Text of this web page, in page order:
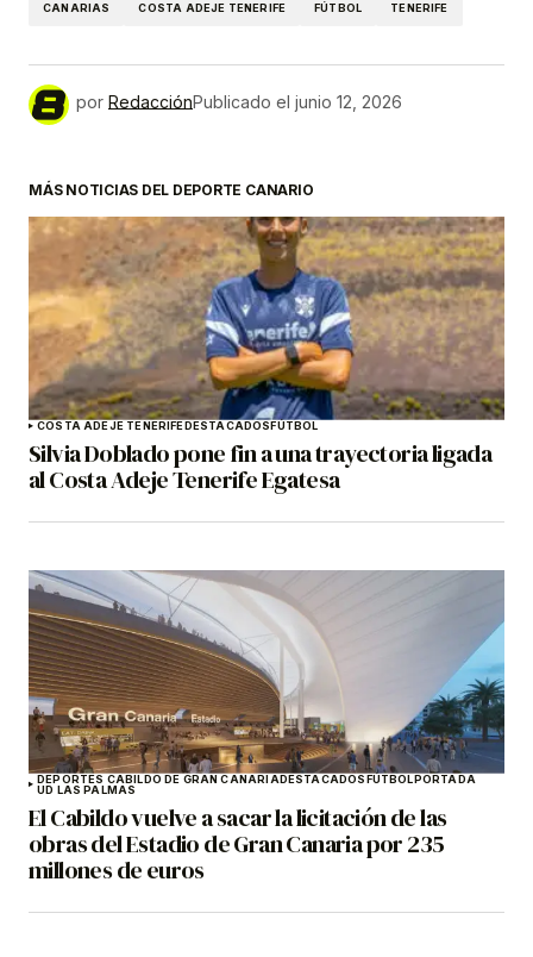
CANARIAS COSTA ADEJE TENERIFE FÚTBOL TENERIFE
por RedacciónPublicado el junio 12, 2026
MÁS NOTICIAS DEL DEPORTE CANARIO
COSTA ADEJE TENERIFEDESTACADOSFÚTBOL
Silvia Doblado pone fin a una trayectoria ligada
al Costa Adeje Tenerife Egatesa
DEPORTES CABILDO DE GRAN CANARIADESTACADOSFÚTBOLPORTADA
UD LAS PALMAS
El Cabildo vuelve a sacar la licitación de las
obras del Estadio de Gran Canaria por 235
millones de euros